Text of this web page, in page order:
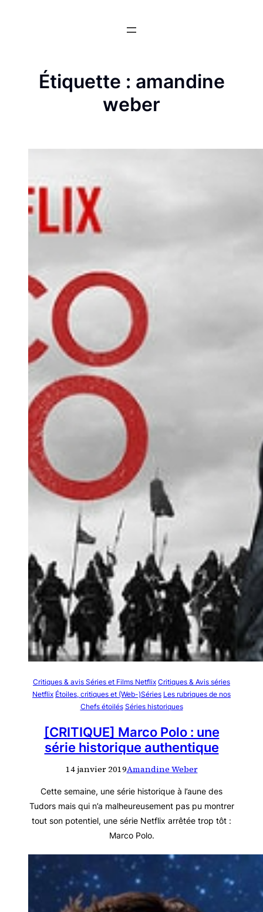
Étiquette : amandine
weber
Critiques & avis Séries et Films Netflix Critiques & Avis séries
Netflix Étoiles, critiques et (Web-)Séries Les rubriques de nos
Chefs étoilés Séries historiques
[CRITIQUE] Marco Polo : une
série historique authentique
14 janvier 2019Amandine Weber
Cette semaine, une série historique à l’aune des
Tudors mais qui n’a malheureusement pas pu montrer
tout son potentiel, une série Netflix arrêtée trop tôt :
Marco Polo.